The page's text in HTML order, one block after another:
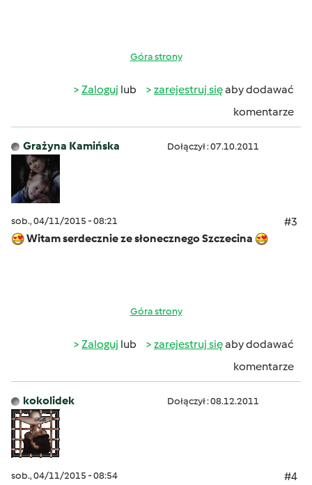
Góra strony
Zaloguj lub zarejestruj sięaby dodawać
komentarze
Grażyna Kamińska Dołączył : 07.10.2011
sob., 04/11/2015 - 08:21
#3
Witam serdecznie ze słonecznego Szczecina
Góra strony
Zaloguj lub zarejestruj sięaby dodawać
komentarze
kokolidek Dołączył : 08.12.2011
sob., 04/11/2015 - 08:54
#4